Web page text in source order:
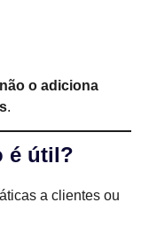
não o adiciona
.
é útil?
a clientes ou